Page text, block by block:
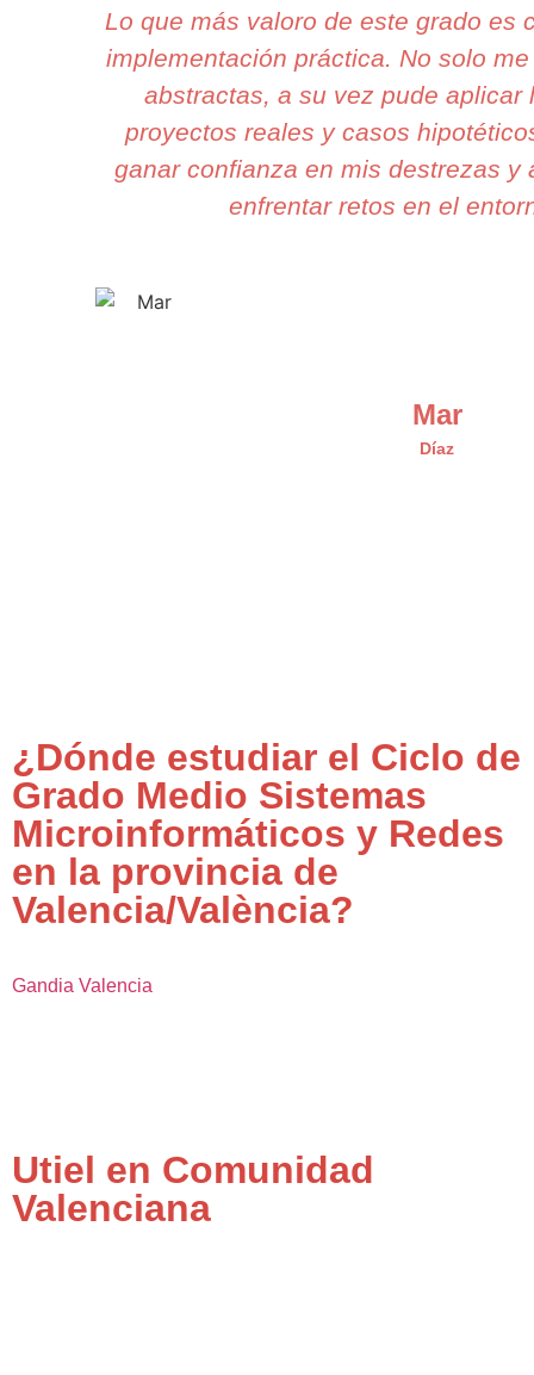
Lo que más valoro de este grado es
implementación práctica. No solo
abstractas, a su vez pude aplicar
proyectos reales y casos
ganar confianza en mis destrezas y
enfrentar retos en el
Mar
Díaz
¿Dónde estudiar el Ciclo de
Grado Medio Sistemas
Microinformáticos y Redes
en la provincia de
Valencia/València?
Gandia Valencia
Utiel en Comunidad
Valenciana